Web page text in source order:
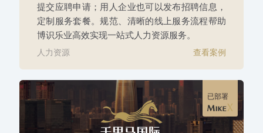
提交应聘申请；用人企业也可以发布招聘信息，
定制服务套餐。规范、清晰的线上服务流程帮助
博识乐业高效实现一站式人力资源服务。
人力资源 查看案例
已部署